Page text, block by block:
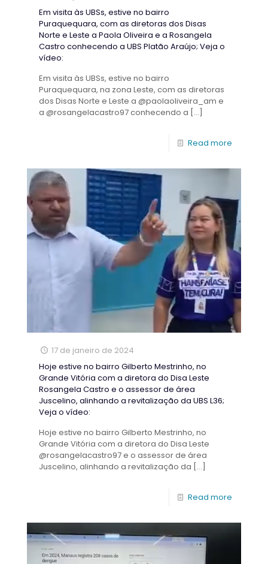
Em visita às UBSs, estive no bairro
Puraquequara, com as diretoras dos Disas
Norte e Leste a Paola Oliveira e a Rosangela
Castro conhecendo a UBS Platão Araújo; Veja o
vídeo:
Em visita às UBSs, estive no bairro
Puraquequara, na zona Leste, com as diretoras
dos Disas Norte e Leste a @paolaoliveira_am e
a @rosangelacastro97 conhecendo a […]
Read more
17 de janeiro de 2024
Hoje estive no bairro Gilberto Mestrinho, no
Grande Vitória com a diretora do Disa Leste
Rosangela Castro e o assessor de área
Juscelino, alinhando a revitalização da UBS L36;
Veja o vídeo:
Hoje estive no bairro Gilberto Mestrinho, no
Grande Vitória com a diretora do Disa Leste
@rosangelacastro97 e o assessor de área
Juscelino, alinhando a revitalização da […]
Read more